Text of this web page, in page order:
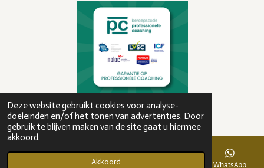
Deze website gebruikt cookies voor analyse-
doeleinden en/of het tonen van advertenties. Door
gebruik te blijven maken van de site gaat u hiermee
akkoord.
Akkoord
www.picturesbymarleen © 2022 Jouwkeuzecoaching
Powered by JouwWeb
Telefoonnummer WhatsApp